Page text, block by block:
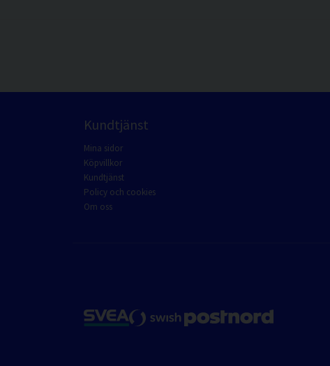
Kundtjänst
Mina sidor
Köpvillkor
Kundtjänst
Policy och cookies
Om oss